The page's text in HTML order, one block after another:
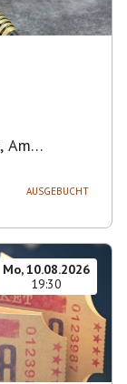
, Am
AUSGEBUCHT
Mo, 10.08.2026
19:30